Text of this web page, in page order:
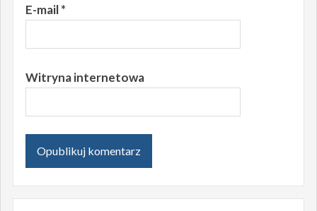
E-mail*
Witryna internetowa